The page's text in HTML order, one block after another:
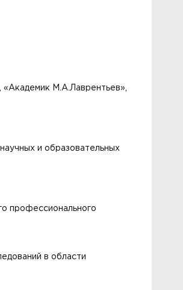
М.А.Лаврентьев»,
и образовательных
профессионального
в области